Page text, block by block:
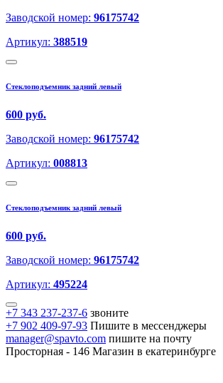
Заводской номер: 96175742
Артикул: 388519
Стеклоподъемник задний левый
600 руб.
Заводской номер: 96175742
Артикул: 008813
Стеклоподъемник задний левый
600 руб.
Заводской номер: 96175742
Артикул: 495224
+7 343 237-237-6 звоните
+7 902 409-97-93 Пишите в мессенджеры
manager@spavto.com пишите на почту
Просторная - 146 Магазин в екатеринбурге